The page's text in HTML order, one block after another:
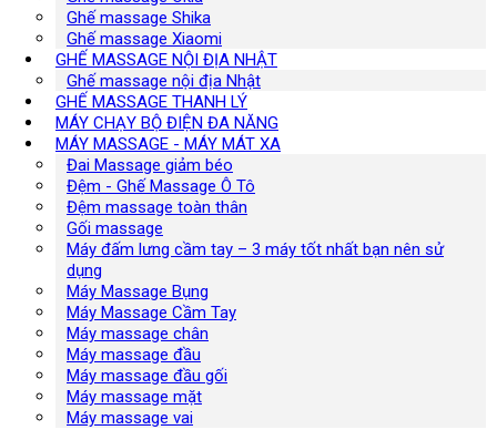
Ghế massage Shika
Ghế massage Xiaomi
GHẾ MASSAGE NỘI ĐỊA NHẬT
Ghế massage nội địa Nhật
GHẾ MASSAGE THANH LÝ
MÁY CHẠY BỘ ĐIỆN ĐA NĂNG
MÁY MASSAGE - MÁY MÁT XA
Đai Massage giảm béo
Đệm - Ghế Massage Ô Tô
Đệm massage toàn thân
Gối massage
Máy đấm lưng cầm tay – 3 máy tốt nhất bạn nên sử
dụng
Máy Massage Bụng
Máy Massage Cầm Tay
Máy massage chân
Máy massage đầu
Máy massage đầu gối
Máy massage mặt
Máy massage vai